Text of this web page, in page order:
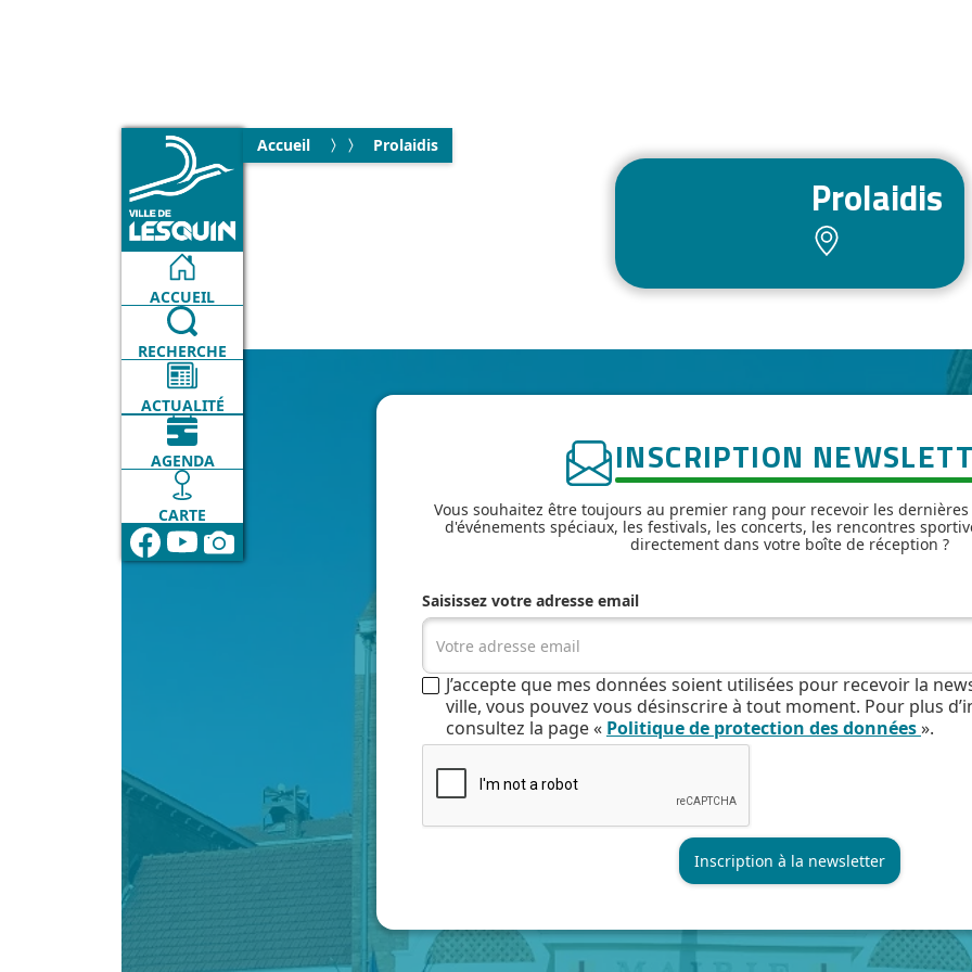
Accueil Prolaidis
ACCUEIL
RECHERCHE
ACTUALITÉ
AGENDA
CARTE
Prolaidis
INSCRIPTION
Vous souhaitez être toujours au premier rang pour recevoir les
d'événements spéciaux, les festivals, les concerts, les rencontres
directement dans votre boîte de réception ?
Saisissez votre adresse email
J’accepte que mes données soient utilisées pour recevoir la
ville, vous pouvez vous désinscrire à tout moment. Pour plus
consultez la page « Politique de protection des données».